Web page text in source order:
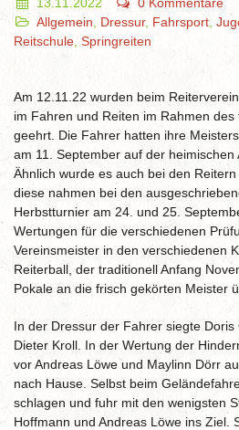
Allgemein
Dressur, Fahrsport
Reitschule Springreiten
Am 12.11.22 wurden beim
im Fahren und Reiten im Rahmen
geehrt. Die Fahrer hatten ihre
am 11. September auf der heimischen
Ähnlich wurde es auch bei den
diese nahmen bei den
Herbstturnier am 24. und 25.
Wertungen für die verschiedenen
Vereinsmeister in den verschiedenen
Reiterball, der traditionell Anfang
Pokale an die frisch gekörten Meister
In der Dressur der Fahrer siegte
Dieter Kroll. In der Wertung der
vor Andreas Löwe und Maylinn Dörr
nach Hause. Selbst beim
schlagen und fuhr mit den wenigsten
Hoffmann und Andreas Löwe ins Ziel.